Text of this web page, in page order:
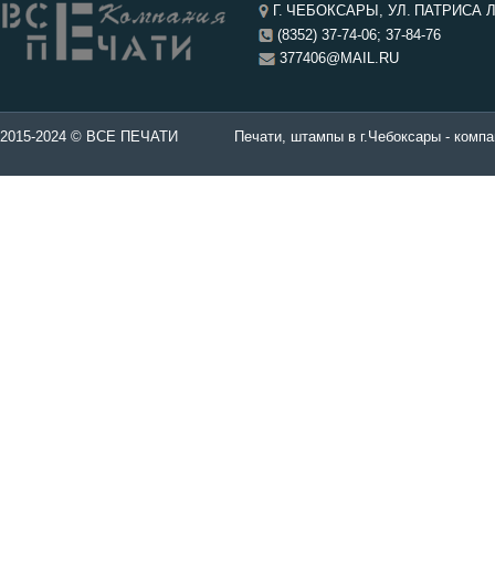
Г. ЧЕБОКСАРЫ, УЛ. ПАТРИСА
(8352) 37-74-06; 37-84-76
377406@MAIL.RU
в Чебоксары. Печати, штампы в г.Чебоксары -
2015-2024 © ВСЕ ПЕЧАТИ